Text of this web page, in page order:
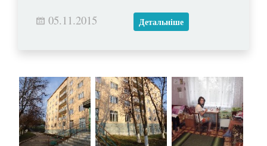
05.11.2015 Детальніше